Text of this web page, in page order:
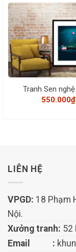
Tranh Sen
550.000₫
LIÊN HỆ
VPGD: 18 Phạm
Nội.
Xưởng tranh: 52
Email :